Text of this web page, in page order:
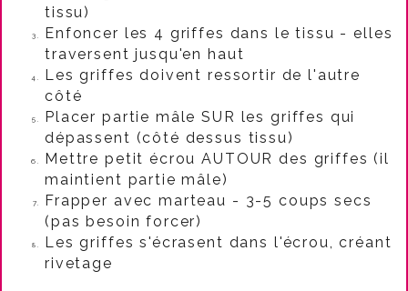
tissu)
Enfoncer les 4 griffes dans le tissu - elles
traversent jusqu'en haut​
Les griffes doivent ressortir de l'autre
côté
Placer partie mâle SUR les griffes qui
dépassent (côté dessus tissu)
Mettre petit écrou AUTOUR des griffes (il
maintient partie mâle)​
Frapper avec marteau - 3-5 coups secs
(pas besoin forcer)
Les griffes s'écrasent dans l'écrou, créant
rivetage​